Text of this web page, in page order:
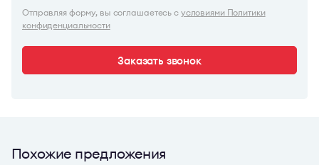
Отправляя форму, вы соглашаетесь с условиями Политики
конфиденциальности
Заказать звонок
Похожие предложения